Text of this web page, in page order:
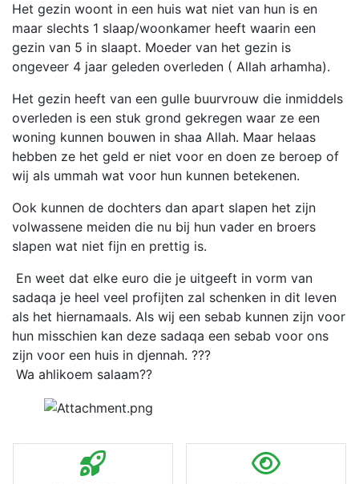
Het gezin woont in een huis wat niet van hun is en
maar slechts 1 slaap/woonkamer heeft waarin een
gezin van 5 in slaapt. Moeder van het gezin is
ongeveer 4 jaar geleden overleden ( Allah arhamha).
Het gezin heeft van een gulle buurvrouw die inmiddels
overleden is een stuk grond gekregen waar ze een
woning kunnen bouwen in shaa Allah. Maar helaas
hebben ze het geld er niet voor en doen ze beroep of
wij als ummah wat voor hun kunnen betekenen.
Ook kunnen de dochters dan apart slapen het zijn
volwassene meiden die nu bij hun vader en broers
slapen wat niet fijn en prettig is.
En weet dat elke euro die je uitgeeft in vorm van
sadaqa je heel veel profijten zal schenken in dit leven
als het hiernamaals. Als wij een sebab kunnen zijn voor
hun misschien kan deze sadaqa een sebab voor ons
zijn voor een huis in djennah. ???
Wa ahlikoem salaam??